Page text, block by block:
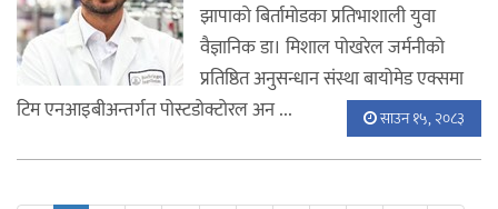
साउन १५, २०८३
झापाको बिर्तामोडका प्रतिभाशाली युवा
वैज्ञानिक डा। मिशाल पोखरेल जर्मनीको
प्रतिष्ठित अनुसन्धान संस्था बायोमेड एक्समा
टिम एनआइबीअन्तर्गत पोस्टडोक्टोरल अन ...